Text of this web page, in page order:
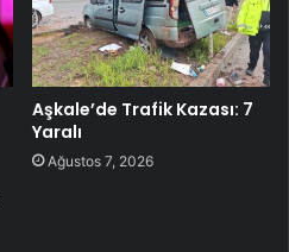
Aşkale’de Trafik Kazası: 7
Yaralı
Ağustos 7, 2026